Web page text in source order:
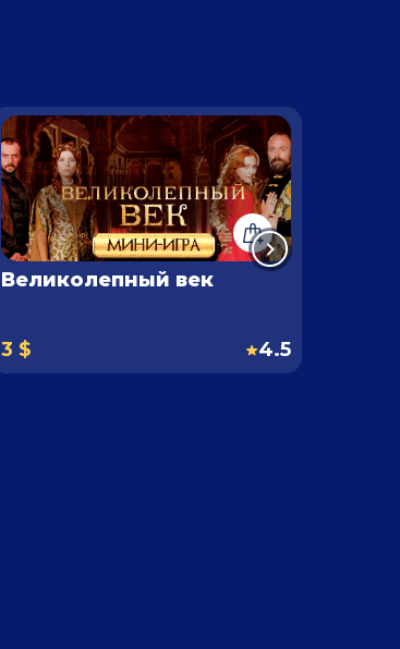
Великолепный век
3 $ 4.5